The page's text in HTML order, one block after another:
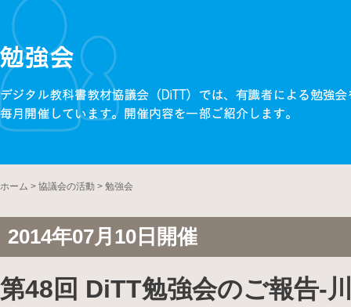
ホーム > 協議会の活動 > 勉強会
2014年07月10日開催
第48回 DiTT勉強会のご報告-